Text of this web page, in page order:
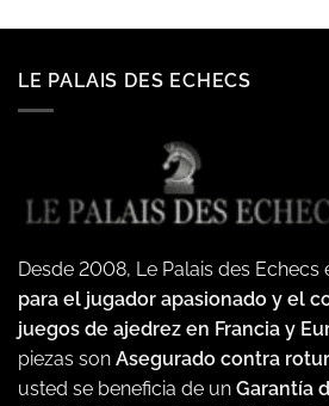
LE PALAIS DES ECHECS
Desde 2008, Le Palais des Echecs
para el jugador apasionado y el
juegos de ajedrez en Francia y
piezas son Asegurado contra
usted se beneficia de un Garantía